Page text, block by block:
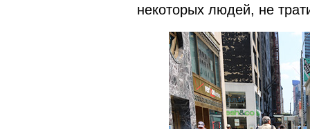
некоторых людей, не